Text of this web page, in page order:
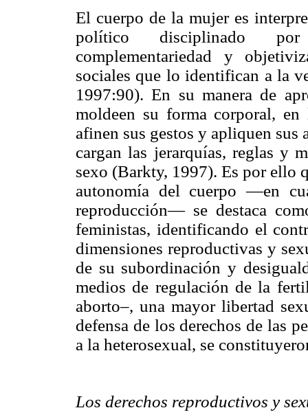
El cuerpo de la mujer es
político disciplinado por
complementariedad y
sociales que lo identifican a la
1997:90). En su manera de
moldeen su forma corporal,
afinen sus gestos y apliquen
cargan las jerarquías, reglas y
sexo (Barkty, 1997). Es por ello
autonomía del cuerpo —en
reproducción— se destaca
feministas, identificando el
dimensiones reproductivas y
de su subordinación y
medios de regulación de la
aborto–, una mayor libertad
defensa de los derechos de las
a la heterosexual, se
Los derechos reproductivos y